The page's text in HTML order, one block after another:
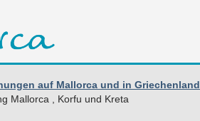
auf Mallorca und in Griechenland
Mallorca , Korfu und Kreta